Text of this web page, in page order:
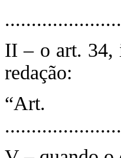
II – o art. 34,
redação: